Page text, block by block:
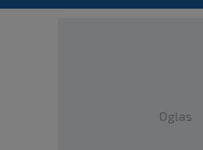
Oglas